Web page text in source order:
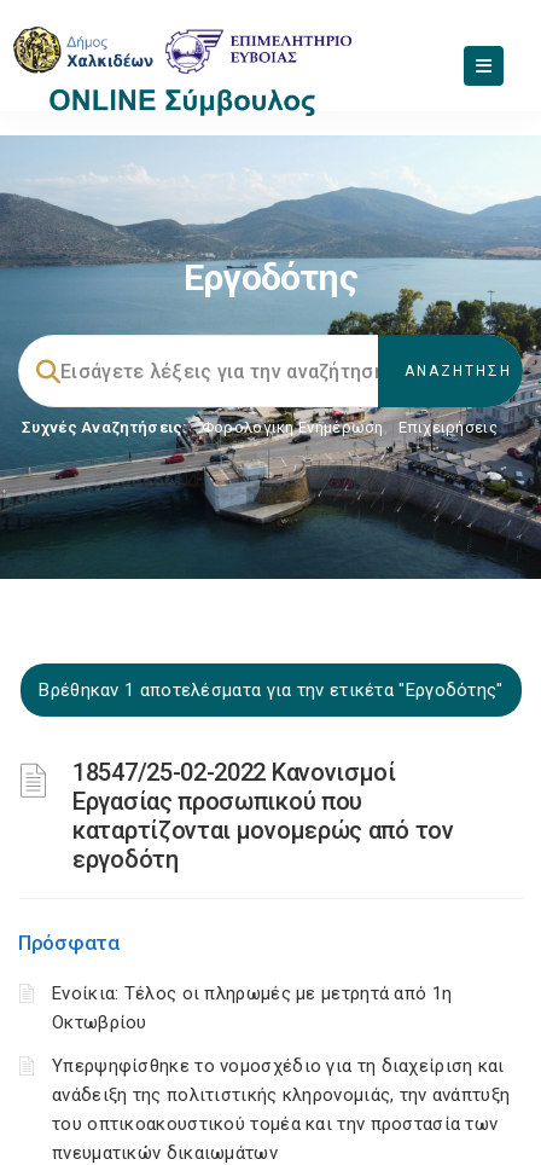
Εργοδότης
Συχνές Αναζητήσεις: Φορολογικη Ενημέρωση, Επιχειρήσεις
Βρέθηκαν 1 αποτελέσματα για την ετικέτα "Εργοδότης"
18547/25-02-2022 Κανονισμοί
Εργασίας προσωπικού που
καταρτίζονται μονομερώς από τον
εργοδότη
Πρόσφατα
Ενοίκια: Τέλος οι πληρωμές με μετρητά από 1η
Οκτωβρίου
Υπερψηφίσθηκε το νομοσχέδιο για τη διαχείριση και
ανάδειξη της πολιτιστικής κληρονομιάς, την ανάπτυξη
του οπτικοακουστικού τομέα και την προστασία των
πνευματικών δικαιωμάτων